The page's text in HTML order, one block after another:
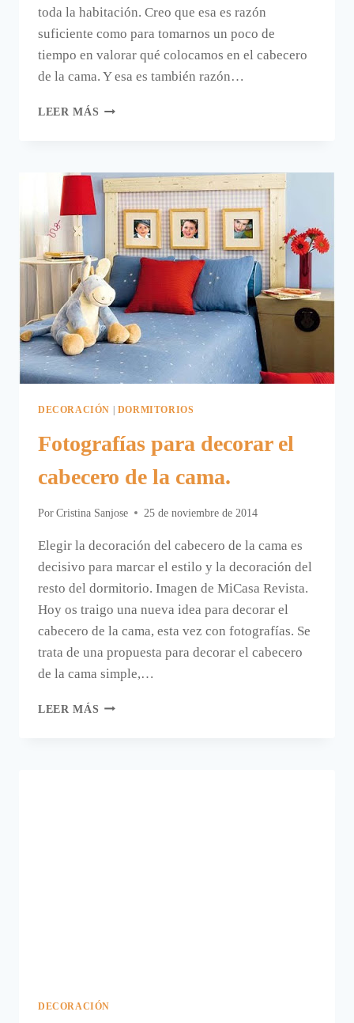
toda la habitación. Creo que esa es razón
suficiente como para tomarnos un poco de
tiempo en valorar qué colocamos en el cabecero
de la cama. Y esa es también razón…
LEER MÁS IDEAS
DE
LA
CAMA.
DECORACIÓN DORMITORIOS
Fotografías para decorar el
cabecero de la cama.
Por Cristina Sanjose 25 de noviembre de 2014
Elegir la decoración del cabecero de la cama es
decisivo para marcar el estilo y la decoración del
resto del dormitorio. Imagen de MiCasa Revista.
Hoy os traigo una nueva idea para decorar el
cabecero de la cama, esta vez con fotografías. Se
trata de una propuesta para decorar el cabecero
de la cama simple,…
LEER MÁS FOTOGRAFÍAS
DECORACIÓN